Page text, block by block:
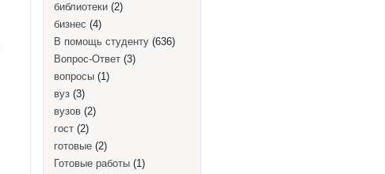
библиотеки (2)
бизнес (4)
В помощь студенту (636)
Вопрос-Ответ (3)
вопросы (1)
вуз (3)
вузов (2)
гост (2)
готовые (2)
Готовые работы (1)